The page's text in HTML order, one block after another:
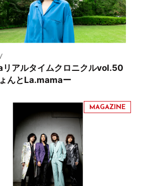
アルタイムクロニクルvol.50
んとLa.mamaー